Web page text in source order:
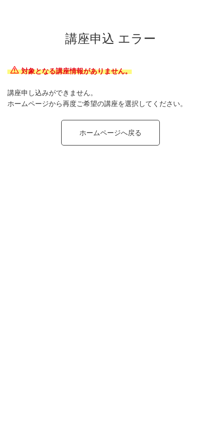
講座申込 エラー
対象となる講座情報がありません。
講座申し込みができません。
ホームページから再度ご希望の講座を選択してください。
ホームページへ戻る